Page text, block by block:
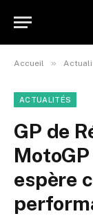
Accueil »
ACTUALITÉS
GP de
espère